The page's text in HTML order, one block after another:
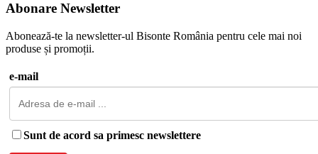
Abonare Newsletter
Abonează-te la newsletter-ul Bisonte România pentru cele mai noi
produse și promoții.
e-mail
Sunt de acord sa primesc newslettere